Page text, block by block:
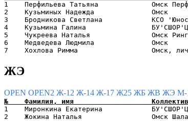
1    Перфильева Татьяна             Омск
2    Кузьминых Надежда
3    Бродникова Светлана            КСО
4    Кузьмина Галина
5    Чукреева Наталья               Омск
6    Медведева Людмила
ЖЭ
OPEN OPEN2 Ж-12 Ж-14 Ж-17 Ж25 ЖБ ЖВ ЖЭ М-
1    Миронкина Екатерина
2    Жокина Наталья                 Омск